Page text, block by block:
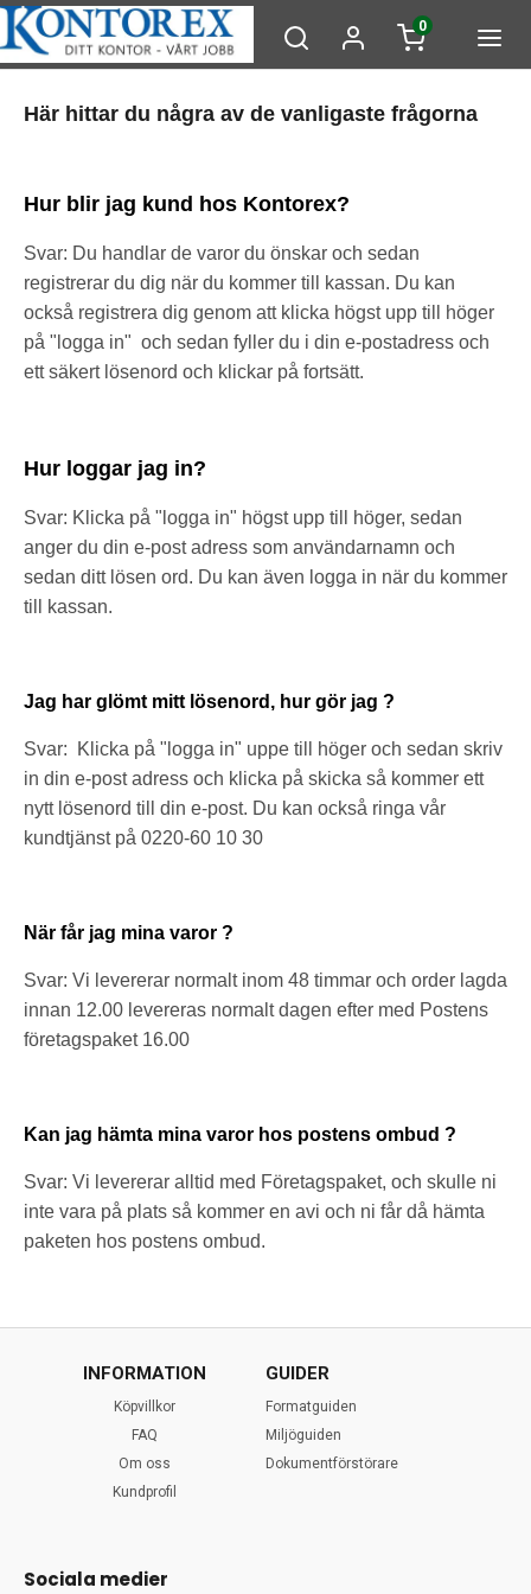
0
Här hittar du några av de vanligaste frågorna
Hur blir jag kund hos Kontorex?
Svar: Du handlar de varor du önskar och sedan
registrerar du dig när du kommer till kassan. Du kan
också registrera dig genom att klicka högst upp till höger
på "logga in" och sedan fyller du i din e-postadress och
ett säkert lösenord och klickar på fortsätt.
Hur loggar jag in?
Svar: Klicka på "logga in" högst upp till höger, sedan
anger du din e-post adress som användarnamn och
sedan ditt lösen ord. Du kan även logga in när du kommer
till kassan.
Jag har glömt mitt lösenord, hur gör jag ?
Svar: Klicka på "logga in" uppe till höger och sedan skriv
in din e-post adress och klicka på skicka så kommer ett
nytt lösenord till din e-post. Du kan också ringa vår
kundtjänst på 0220-60 10 30
När får jag mina varor ?
Svar: Vi levererar normalt inom 48 timmar och order lagda
innan 12.00 levereras normalt dagen efter med Postens
företagspaket 16.00
Kan jag hämta mina varor hos postens ombud ?
Svar: Vi levererar alltid med Företagspaket, och skulle ni
inte vara på plats så kommer en avi och ni får då hämta
paketen hos postens ombud.
INFORMATION
Köpvillkor
FAQ
Om oss
Kundprofil
GUIDER
Formatguiden
Miljöguiden
Dokumentförstörare
Sociala medier